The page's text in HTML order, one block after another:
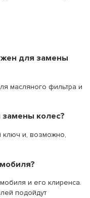
для замены
масляного фильтра и
колес?
ключ и, возможно,
?
и его клиренса.
подойдут